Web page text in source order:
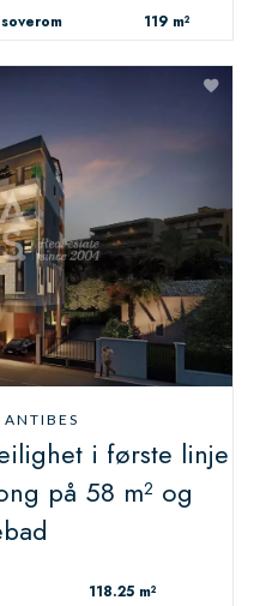
119 m²
i første linje
på 58 m² og
118.25 m²